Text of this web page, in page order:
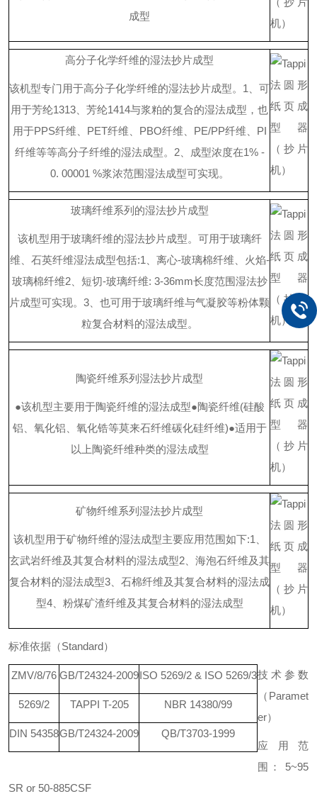
成型
高分子化学纤维的湿法抄片成型
该机型专门用于高分子化学纤维的湿法抄片成型。 1
、可
用于芳纶1313 、芳纶1414与浆粕的复合的湿法成型，也
用于PPS纤维 PET纤维 PBO纤维 PE/PP纤维 PI
纤维等等高分子纤维的湿法成型。 2、成型浓度在1% -
0. 00001 %浆浓范围湿法成型可实现。
玻璃纤维系列的湿法抄片成型
该机型用于玻璃纤维的湿法抄片成型。 可用于玻璃纤
维、石英纤维湿法成型包括:1 、离心-玻璃棉纤维、火焰-
玻璃棉纤维2、短切-玻璃纤维: 3-36mm长度范围湿法抄
片成型可实现。 3 、也可用于玻璃纤维与气凝胶等粉体颗
粒复合材料的湿法成型。
陶瓷纤维系列湿法抄片成型
●该机型主要用于陶瓷纤维的湿法成型●陶瓷纤维(硅酸
铝、氧化铝、氧化锆等莫来石纤维碳化硅纤维)●适用于
以上陶瓷纤维种类的湿法成型
矿物纤维系列湿法抄片成型
该机型用于矿物纤维的湿法成型主要应用范围如下:1
玄武岩纤维及其复合材料的湿法成型2 、海泡石纤维及其
复合材料的湿法成型3 、石棉纤维及其复合材料的湿法成
型4、粉煤矿渣纤维及其复合材料的湿法成型
标准依据 （Standard）
ZMV/8/76 GB/T24324-2009ISO 5269/2 & ISO 5269/3
5269/2 TAPPI T-205 NBR 14380/99
DIN 54358GB/T24324-2009 QB/T3703-1999
技术参数
（ Paramet
er）
应用范
围
：
5~95
SR or 50-885CSF